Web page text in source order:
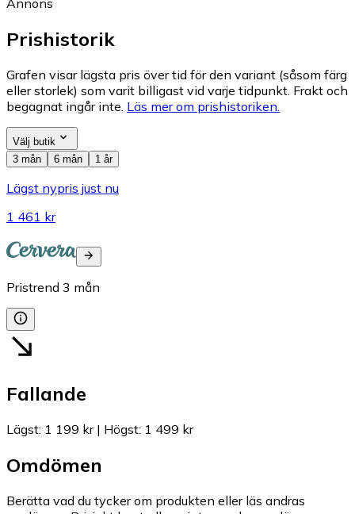
Annons
Prishistorik
Grafen visar lägsta pris över tid för den variant (såsom färg
eller storlek) som varit billigast vid varje tidpunkt. Frakt och
begagnat ingår inte. Läs mer om prishistoriken.
Välj butik
3 mån
6 mån 1 år
Lägst nypris just nu
1 461 kr
Pristrend 3 mån
Fallande
Lägst: 1 199 kr| Högst: 1 499 kr
Omdömen
Berätta vad du tycker om produkten eller läs andras